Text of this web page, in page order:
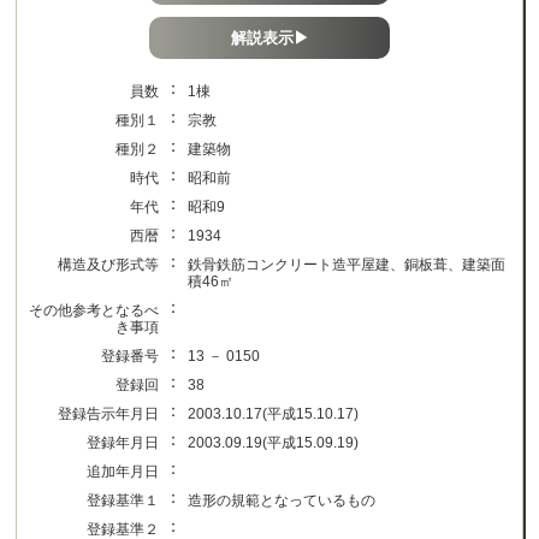
解説表示▶
員数 ：
1棟
種別１
：
宗教
種別２
：
建築物
時代
：
昭和前
年代
：
昭和9
西暦
：
1934
構造及び形式等
：
鉄骨鉄筋コンクリート造平屋建、銅板葺、建築面
積46㎡
その他参考となるべ
き事項
：
登録番号 ：
13 － 0150
登録回
：
38
登録告示年月日
：
2003.10.17(平成15.10.17)
登録年月日
：
2003.09.19(平成15.09.19)
追加年月日
：
登録基準１ ：
造形の規範となっているもの
登録基準２
：